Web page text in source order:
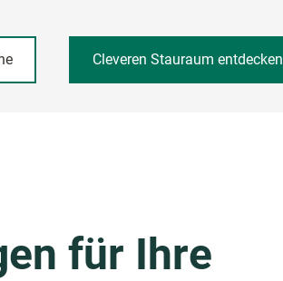
Cleveren Stauraum entdecken
für Ihre